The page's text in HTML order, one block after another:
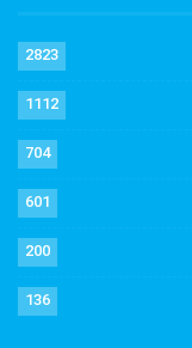
2823
1112
704
601
200
136